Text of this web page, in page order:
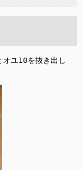
ユ10を抜き出し